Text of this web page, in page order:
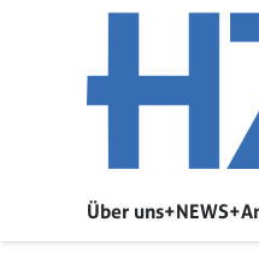
Über uns+NEWS+